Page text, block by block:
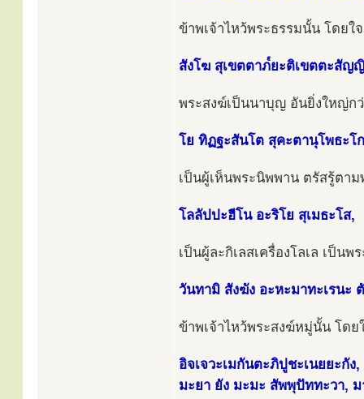
ข้าพเจ้าไหว้พระธรรมนั้น โดยใ
สังโฆ สุเขตตาภ๎ยะติเขตตะสัญ
พระสงฆ์เป็นนาบุญ อันยิ่งใหญ่ก
โย ทิฏฐะสันโต สุคะตานุโพธะโ
เป็นผู้เห็นพระนิพพาน ตรัสรู้ตา
โลลัปปะฮีโน อะริโย สุเมธะโส,
เป็นผู้ละกิเลสเครื่องโลเล เป็น
วันทามิ สังฆัง อะหะมาทะเรนะ
ข้าพเจ้าไหว้พระสงฆ์หมู่นั้น โดย
อิจเจวะเมกันตะภิปูชะเนยยะกั
มะยา ยัง มะมะ สัพพุปัททะวา,